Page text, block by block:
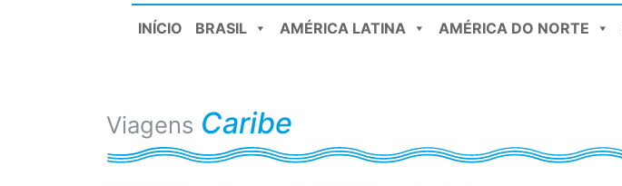
INÍCIO BRASIL AMÉRICA LATINA AMÉRICA DO NORTE
Viagens Caribe